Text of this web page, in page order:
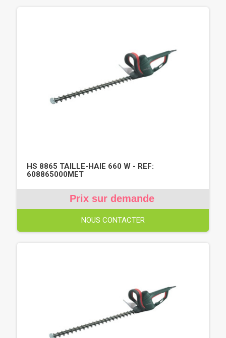
HS 8865 TAILLE-HAIE 660 W - REF:
608865000MET
Prix sur demande
NOUS CONTACTER